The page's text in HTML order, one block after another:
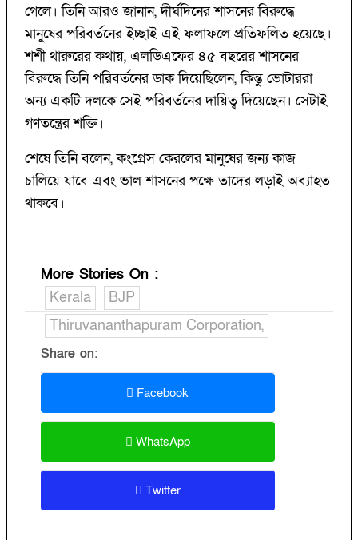
গেলে। তিনি আরও জানান, দীর্ঘদিনের শাসনের বিরুদ্ধে
মানুষের পরিবর্তনের ইচ্ছাই এই ফলাফলে প্রতিফলিত হয়েছে।
শশী থারুরের কথায়, এলডিএফের ৪৫ বছরের শাসনের
বিরুদ্ধে তিনি পরিবর্তনের ডাক দিয়েছিলেন, কিন্তু ভোটাররা
অন্য একটি দলকে সেই পরিবর্তনের দায়িত্ব দিয়েছেন। সেটাই
গণতন্ত্রের শক্তি।
শেষে তিনি বলেন, কংগ্রেস কেরলের মানুষের জন্য কাজ
চালিয়ে যাবে এবং ভাল শাসনের পক্ষে তাদের লড়াই অব্যাহত
থাকবে।
More Stories On :
Kerala
BJP
Thiruvananthapuram Corporation,
Share on:
Facebook
WhatsApp
Twitter